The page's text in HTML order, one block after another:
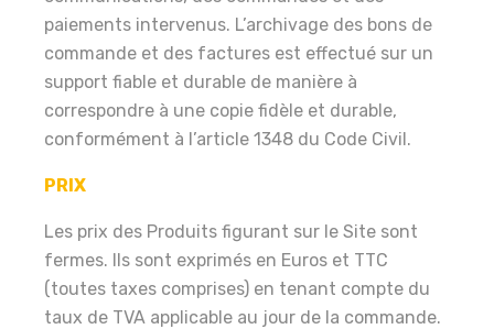
paiements intervenus. L’archivage des bons de
commande et des factures est effectué sur un
support fiable et durable de manière à
correspondre à une copie fidèle et durable,
conformément à l’article 1348 du Code Civil.
PRIX
Les prix des Produits figurant sur le Site sont
fermes. Ils sont exprimés en Euros et TTC
(toutes taxes comprises) en tenant compte du
taux de TVA applicable au jour de la commande.